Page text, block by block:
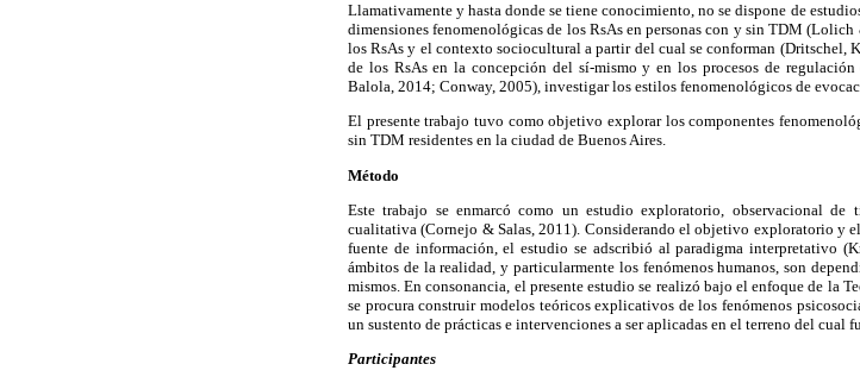
Llamativamente y hasta donde se tiene conocimiento, no se dispone de
dimensiones fenomenológicas de los RsAs en personas con y sin TDM
los RsAs y el contexto sociocultural a partir del cual se conforman (Dritschel,
de los RsAs en la concepción del sí-mismo y en los procesos de
Balola, 2014; Conway, 2005), investigar los estilos fenomenológicos de
El presente trabajo tuvo como objetivo explorar los componentes
sin TDM residentes en la ciudad de Buenos Aires.
Método
Este trabajo se enmarcó como un estudio exploratorio, observacional
cualitativa (Cornejo & Salas, 2011). Considerando el objetivo exploratorio y
fuente de información, el estudio se adscribió al paradigma interpretativo
ámbitos de la realidad, y particularmente los fenómenos humanos, son
mismos. En consonancia, el presente estudio se realizó bajo el enfoque de la
se procura construir modelos teóricos explicativos de los fenómenos
un sustento de prácticas e intervenciones a ser aplicadas en el terreno del cual
Participantes